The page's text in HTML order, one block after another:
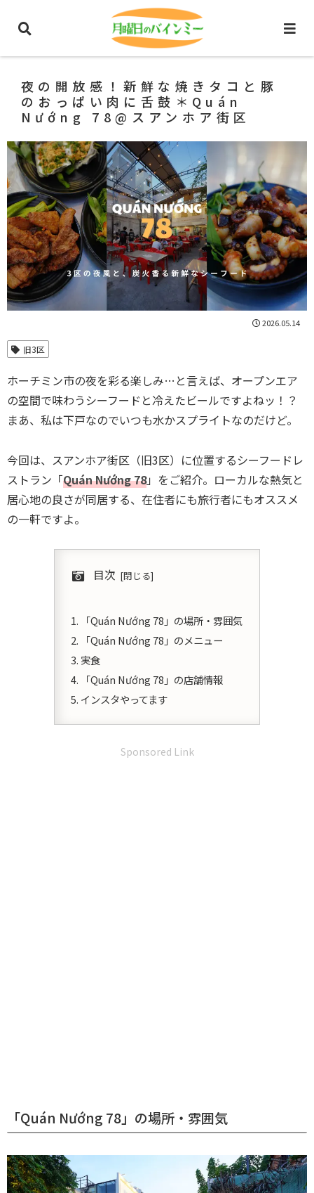
ホーチミングルメ ベトナム料理
夜の開放感！新鮮な焼きタコと豚
のおっぱい肉に舌鼓＊Quán
Nướng 78@スアンホア街区
2026.05.14
旧3区
ホーチミン市の夜を彩る楽しみ…と言えば、オープンエア
の空間で味わうシーフードと冷えたビールですよねッ！？
まあ、私は下戸なのでいつも水かスプライトなのだけど。
今回は、スアンホア街区（旧3区）に位置するシーフードレ
ストラン「Quán Nướng 78」をご紹介。ローカルな熱気と
居心地の良さが同居する、在住者にも旅行者にもオススメ
の一軒ですよ。
目次
「Quán Nướng 78」の場所・雰囲気
「Quán Nướng 78」のメニュー
実食
「Quán Nướng 78」の店舗情報
インスタやってます
Sponsored Link
「Quán Nướng 78」の場所・雰囲気